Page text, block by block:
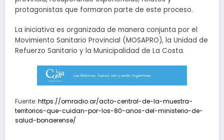
protagonistas que formaron parte de este proceso.
La iniciativa es organizada de manera conjunta por el
Movimiento Sanitario Provincial (MOSAPRO), la Unidad de
Refuerzo Sanitario y la Municipalidad de La Costa.
Fuente: https://omradio.ar/acto-central-de-la-muestra-
territorios-que-cuidan-por-los-80-anos-del-ministerio-de-
salud-bonaerense/